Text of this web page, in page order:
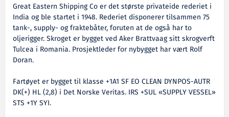
Great Eastern Shipping Co er det største privateide rederiet i
India og ble startet i 1948. Rederiet disponerer tilsammen 75
tank-, supply- og fraktebåter, foruten at de også har to
oljerigger. Skroget er bygget ved Aker Brattvaag sitt skrogverft
Tulcea i Romania. Prosjektleder for nybygget har vært Rolf
Doran.
Fartøyet er bygget til klasse +1A1 SF EO CLEAN DYNPOS-AUTR
DK(+) HL (2,8) i Det Norske Veritas. IRS +SUL «SUPPLY VESSEL»
STS +1Y SYI.